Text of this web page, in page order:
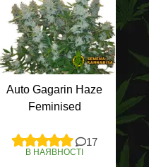
Auto Gagarin Haze
Feminised
17
В НАЯВНОСТІ